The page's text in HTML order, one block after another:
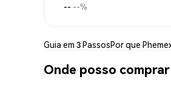
-- --%
Guia em 3 PassosPor que
Onde posso